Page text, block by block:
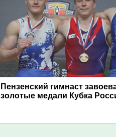
Пензенский гимнаст
золотые медали Кубка